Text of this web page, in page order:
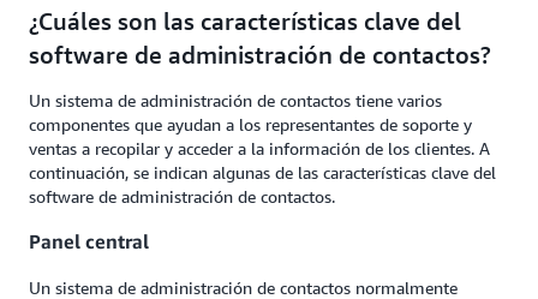
¿Cuáles son las características clave del
software de administración de contactos?
Un sistema de administración de contactos tiene varios
componentes que ayudan a los representantes de soporte y
ventas a recopilar y acceder a la información de los clientes. A
continuación, se indican algunas de las características clave del
software de administración de contactos.
Panel central
Un sistema de administración de contactos normalmente